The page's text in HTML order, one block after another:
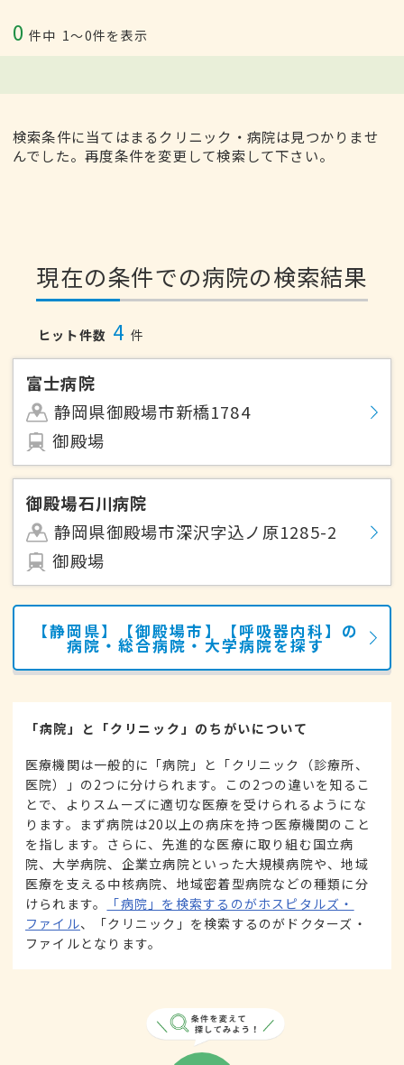
0 件中 1〜0件を表示
検索条件に当てはまるクリニック・病院は見つかりませ
んでした。再度条件を変更して検索して下さい。
現在の条件での病院の検索結果
ヒット件数 4 件
富士病院
静岡県御殿場市新橋1784
御殿場
御殿場石川病院
静岡県御殿場市深沢字込ノ原1285-2
御殿場
【静岡県】【御殿場市】【呼吸器内科】の
病院・総合病院・大学病院を探す
「病院」と「クリニック」のちがいについて
医療機関は一般的に「病院」と「クリニック（診療所、
医院）」の2つに分けられます。この2つの違いを知るこ
とで、よりスムーズに適切な医療を受けられるようにな
ります。まず病院は20以上の病床を持つ医療機関のこと
を指します。さらに、先進的な医療に取り組む国立病
院、大学病院、企業立病院といった大規模病院や、地域
医療を支える中核病院、地域密着型病院などの種類に分
けられます。
「病院」を検索するのがホスピタルズ・
ファイル、「クリニック」を検索するのがドクターズ・
ファイルとなります。